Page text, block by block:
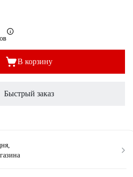
В корзину
Быстрый заказ